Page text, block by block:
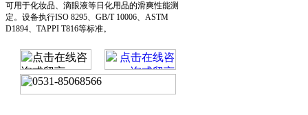
可用于化妆品、滴眼液等日化用品的滑爽性能测
定。设备执行ISO 8295、GB/T 10006、ASTM
D1894、TAPPI T816等标准。